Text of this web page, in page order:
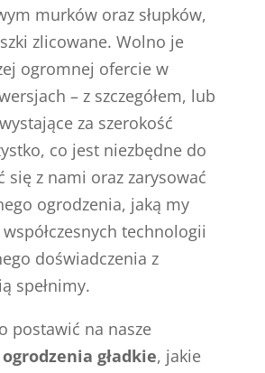
murków oraz słupków,
zlicowane. Wolno je
ogromnej ofercie w
– z szczegółem, lub
za szerokość
co jest niezbędne do
się z nami oraz zarysować
ogrodzenia, jaką my
technologii
doświadczenia z
spełnimy.
postawić na nasze
ogrodzenia gładkie, jakie